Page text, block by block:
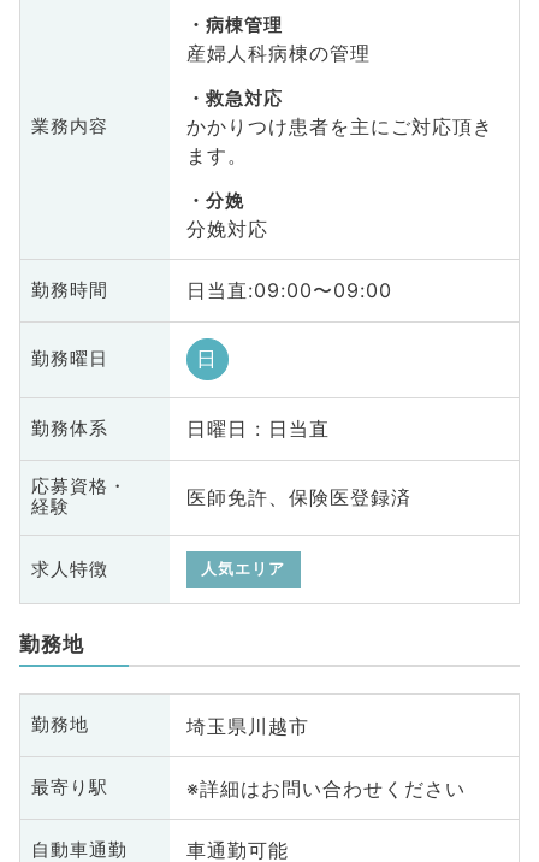
業務内容
病棟管理
産婦人科病棟の管理
救急対応
かかりつけ患者を主にご対応頂き
ます。
分娩
分娩対応
勤務時間 日当直:09:00〜09:00
勤務曜日 日
勤務体系 日曜日 : 日当直
応募資格・
経験
医師免許、保険医登録済
求人特徴 人気エリア
勤務地
勤務地 埼玉県川越市
最寄り駅 ※詳細はお問い合わせください
自動車通勤 車通勤可能